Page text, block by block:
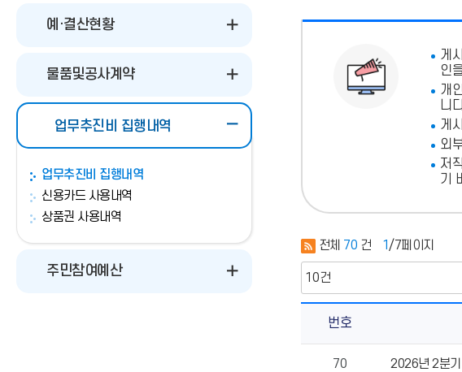
예·결산현황
물품및공사계약
업무추진비 집행내역
업무추진비 집행내역
신용카드 사용내역
상품권 사용내역
주민참여예산
게
인
개
니
게
외
저
기
전체 70 건 1/7페이지
번호
70 2026년 2분기